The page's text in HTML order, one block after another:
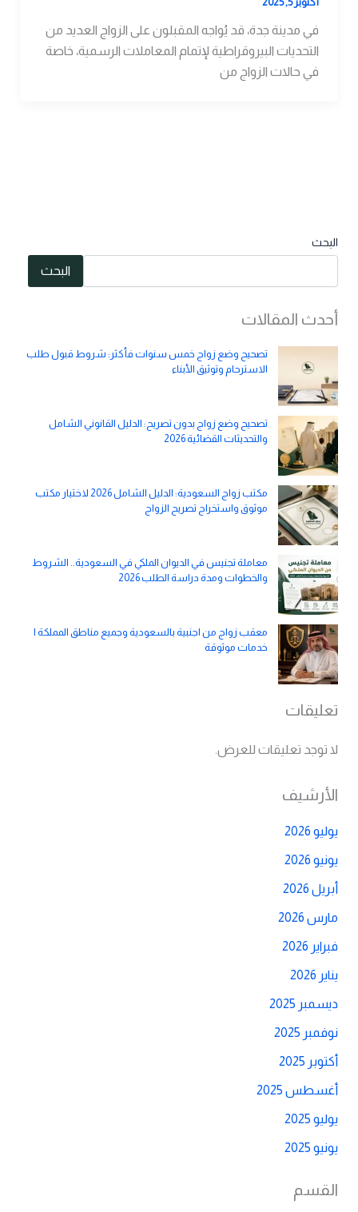
في مدينة جدة، قد يُواجه المقبلون على الزواج العديد من
التحديات البيروقراطية لإتمام المعاملات الرسمية، خاصة
في حالات الزواج من
البحث
البحث
أحدث المقالات
تصحيح وضع زواج خمس سنوات فأكثر: شروط قبول طلب
الاسترحام وتوثيق الأبناء
تصحيح وضع زواج بدون تصريح: الدليل القانوني الشامل
والتحديثات القضائية 2026
مكتب زواج السعودية: الدليل الشامل 2026 لاختيار مكتب
موثوق واستخراج تصريح الزواج
معاملة تجنيس في الديوان الملكي في السعودية.. الشروط
والخطوات ومدة دراسة الطلب 2026
معقب زواج من اجنبية بالسعودية وجميع مناطق المملكة |
خدمات موثوقة
تعليقات
لا توجد تعليقات للعرض.
الأرشيف
يوليو 2026
يونيو 2026
أبريل 2026
مارس 2026
فبراير 2026
يناير 2026
ديسمبر 2025
نوفمبر 2025
أكتوبر 2025
أغسطس 2025
يوليو 2025
يونيو 2025
القسم